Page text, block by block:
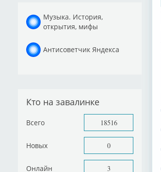
Музыка. История,
открытия, мифы
Антисоветчик Яндекса
Кто на завалинке
Всего 18516
Новых 0
Онлайн 3